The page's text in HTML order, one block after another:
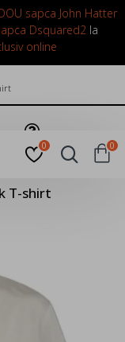
sapca John Hatter
Dsquared2 la
online
0 0
o Intrebare
T-shirt